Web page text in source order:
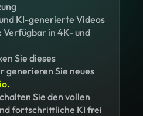
KI-generierte Videos
Verfügbar in 4K- und
Sie dieses
generieren Sie neues
Sie den vollen
fortschrittliche KI frei